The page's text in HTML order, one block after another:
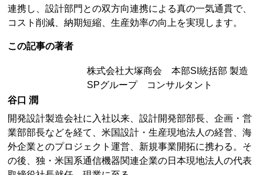
連携し、設計部門との双方向連携による真の一気通貫で、
コスト削減、納期短縮、生産効率の向上を実現します。
この記事の著者
株式会社大塚商会 本部SI統括部 製造
SPグループ コンサルタント
谷口 潤
開発設計製造会社に入社以来、設計開発部部長、企画・営
業部部長などを経て、米国設計・生産現地法人の経営、海
外企業とのプロジェクト運営、新規事業開拓に携わる。そ
の後、独・米国系通信機器関連企業の日本現地法人の代表